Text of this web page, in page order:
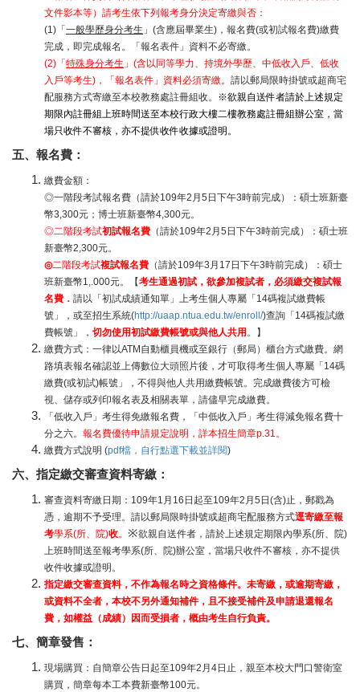
文件影本等）請考生依下列報考身分決定寄繳與否：
(1)「 一般學歷身分考生 」(含應屆畢業生)，報名費(或初試報名費)繳費
完成，即完成報名。「報名表件」資料不必寄繳。
(2)「 特殊身分考生 」(含以同等學力、持境外學歷、中低收入戶、低收
入戶等考生)，
「報名表件」資料必須寄繳。請以郵局限時掛號或超商宅
配服務方式寄繳至本校教務處註冊組收。 ※欲親自送件者請於上述規定
期限內註冊組上班時間送至本校行政大樓二樓教務處註冊組辦公室，當
場只收件不審核，亦不提供收件收據或證明。
五、報名費：
繳費金額：
◎一階段考試報名費（請於109年2月5日下午3時前完成）：碩士班新臺
幣3,300元；博士班新臺幣4,300元。
◎二階段考試初試報名費 （請於109年2月5日下午3時前完成）：碩士班
新臺幣2,300元。
◎二階段考試複試報名費 （請於109年3月17日下午3時前完成）：碩士
班新臺幣1,.000元。【考生通過初試，欲參加複試者，必須繳交複試報
名費． 請以「初試成績通知單」上考生個人專屬「14碼複試繳費帳
號」，或至招生系統(http://uaap.ntua.edu.tw/enroll/)查詢「14碼複試繳
費帳號」， 切勿使用初試繳費帳號或與他人共用 。】
繳費方式：一律以ATM自動櫃員機或至銀行（郵局）櫃台方式繳費。網
路填表報名確認並上傳數位大頭照片後，才可取得考生個人專屬「14碼
繳費(或初試)帳號」，不得與他人共用繳費帳號。完成繳費後方可檢
視、儲存或列印報名表及相關表單，請儘早完成繳費。
「低收入戶」考生得免繳報名費，「中低收入戶」考生得減免報名費十
分之六。 報名費優待申請規定說明，詳本招生簡章p.31。
繳費方式說明 (pdf檔，自行點選下載並詳閱)
六、指定繳交審查資料寄繳：
審查資料寄繳日期：109年1月16日起至109年2月5日(含)止，郵戳為
憑，逾期不予受理。請以郵局限時掛號或超商宅配服務方式逕寄繳至報
考學系(所、院)收。 ※欲親自送件者，請於上述規定期限內學系(所、院)
上班時間送至報考學系(所、院)辦公室，當場只收件不審核，亦不提供
收件收據或證明。
指定繳交審查資料，不作為報名時之資格條件。未寄繳，或逾期寄繳，
或資料不全者，本校不另外通知補件，且不接受補件及申請退還報名
費，如權益（成績）因而受損者，概由考生自行負責。
七、簡章發售：
現場購買：自簡章公告日起至109年2月4日止，親至本校大門口警衛室
購買，簡章每本工本費新臺幣100元。